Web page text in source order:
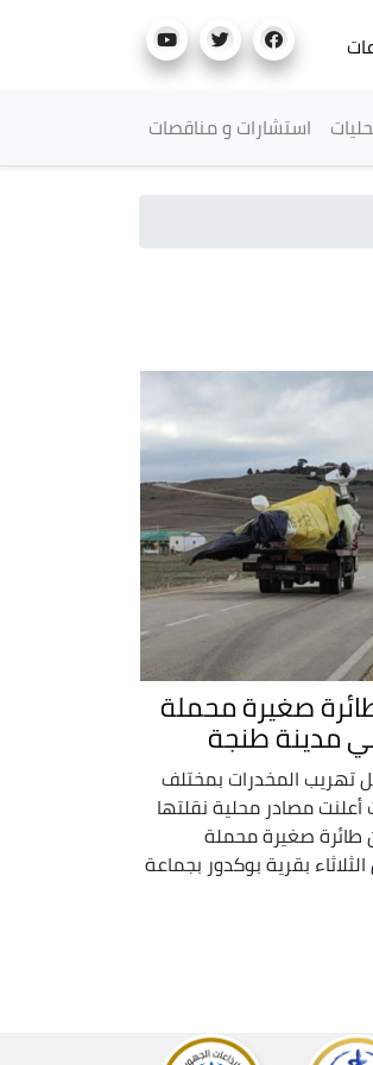
استشارات و مناقصات
صغيرة محملة
مدينة طنجة
تهريب المخدرات بمختلف
أعلنت مصادر محلية نقلتها
أن طائرة صغيرة محملة
بقرية بوكدور بجماعة